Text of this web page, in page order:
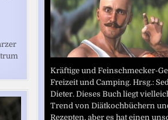
Kräftige und Feinschmecker-
Freizeit und Camping. Hrsg.:
Dieter. Dieses Buch liegt
Trend von Diätkochbüchern
Rezepten, aber es hat einen